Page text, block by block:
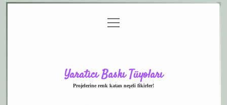
menüyü
aç
Yaratıcı Baskı Tüyoları
Projelerine renk katan neşeli fikirler!